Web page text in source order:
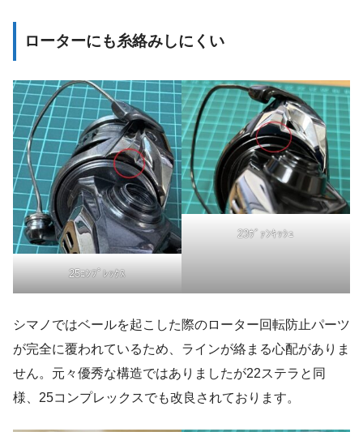
ローターにも糸絡みしにくい
25ｺﾝﾌﾟﾚｯｸｽ
23ｳﾞｧﾝｷｯｼｭ
シマノではベールを起こした際のローター回転防止パーツ
が完全に覆われているため、ラインが絡まる心配がありま
せん。元々優秀な構造ではありましたが22ステラと同
様、25コンプレックスでも改良されております。